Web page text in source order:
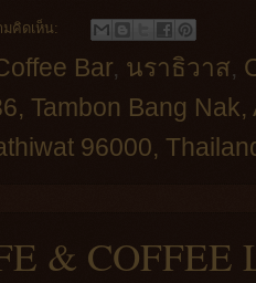
คิดเห็น:
Bar, นราธิวาส,
Tambon Bang
96000,
& COFFEE